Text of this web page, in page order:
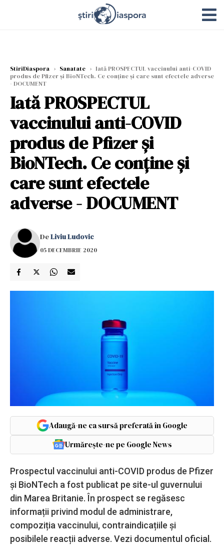
StiriDiaspora › Sanatate › Iată PROSPECTUL vaccinului anti-COVID
produs de Pfizer și BioNTech. Ce conține și care sunt efectele adverse
- DOCUMENT
Iată PROSPECTUL
vaccinului anti-COVID
produs de Pfizer și
BioNTech. Ce conține și
care sunt efectele
adverse - DOCUMENT
DeLiviu Ludovic
05 DECEMBRIE 2020
Adaugă-ne ca sursă preferată în Google
Urmărește-ne pe Google News
Prospectul vaccinului anti-COVID produs de Pfizer
și BioNTech a fost publicat pe site-ul guvernului
din Marea Britanie. În prospect se regăsesc
informații privind modul de administrare,
compoziția vaccinului, contraindicațiile și
posibilele reacții adverse. Vezi documentul oficial.